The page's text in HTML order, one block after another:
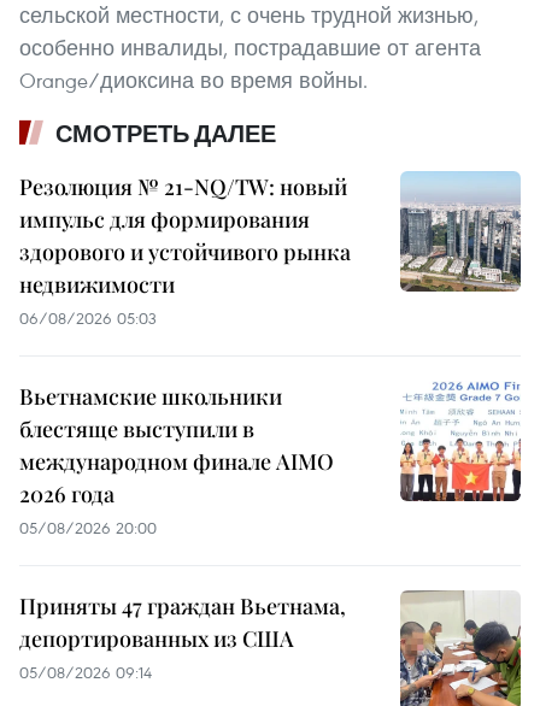
сельской местности, с очень трудной жизнью,
особенно инвалиды, пострадавшие от агента
Orange/диоксина во время войны.
СМОТРЕТЬ ДАЛЕЕ
Резолюция № 21-NQ/TW: новый
импульс для формирования
здорового и устойчивого рынка
недвижимости
06/08/2026 05:03
Вьетнамские школьники
блестяще выступили в
международном финале AIMO
2026 года
05/08/2026 20:00
Приняты 47 граждан Вьетнама,
депортированных из США
05/08/2026 09:14